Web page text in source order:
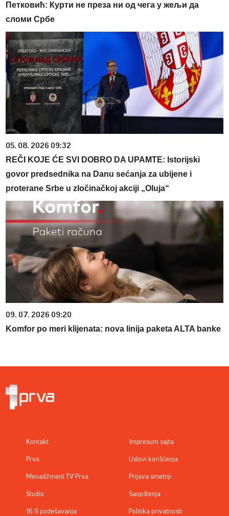
Петковић: Курти не преза ни од чега у жељи да
сломи Србе
05. 08. 2026 09:32
REČI KOJE ĆE SVI DOBRO DA UPAMTE: Istorijski
govor predsednika na Danu sećanja za ubijene i
proterane Srbe u zločinačkoj akciji „Oluja“
09. 07. 2026 09:20
Komfor po meri klijenata: nova linija paketa ALTA banke
Kontakt
Prva
Menadžment TV Prva
Studio
16:9 podešavanja
Impresum sajta
Uslovi korišćenja
Prijava smetnji
Saopštenja
Politika privatnosti